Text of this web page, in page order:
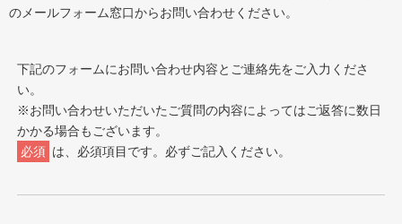
のメールフォーム窓口からお問い合わせください。
下記のフォームにお問い合わせ内容とご連絡先をご入力くださ
い。
※お問い合わせいただいたご質問の内容によってはご返答に数日
かかる場合もございます。
必須 は、必須項目です。必ずご記入ください。